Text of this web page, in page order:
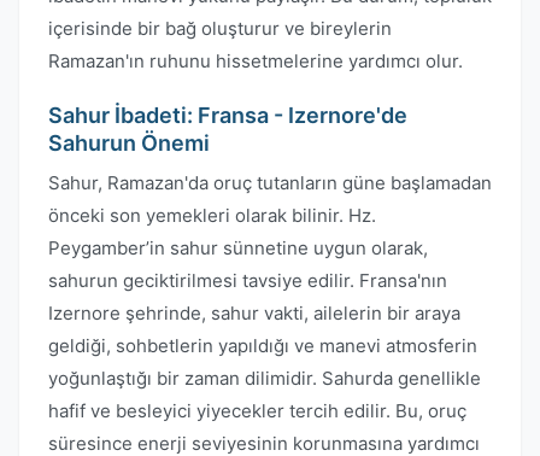
içerisinde bir bağ oluşturur ve bireylerin
Ramazan'ın ruhunu hissetmelerine yardımcı olur.
Sahur İbadeti: Fransa - Izernore'de
Sahurun Önemi
Sahur, Ramazan'da oruç tutanların güne başlamadan
önceki son yemekleri olarak bilinir. Hz.
Peygamber’in sahur sünnetine uygun olarak,
sahurun geciktirilmesi tavsiye edilir. Fransa'nın
Izernore şehrinde, sahur vakti, ailelerin bir araya
geldiği, sohbetlerin yapıldığı ve manevi atmosferin
yoğunlaştığı bir zaman dilimidir. Sahurda genellikle
hafif ve besleyici yiyecekler tercih edilir. Bu, oruç
süresince enerji seviyesinin korunmasına yardımcı